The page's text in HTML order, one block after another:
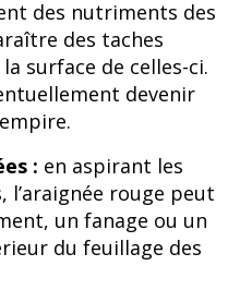
des nutriments des
des taches
surface de celles-ci.
devenir
: en aspirant les
rouge peut
un fanage ou un
du feuillage des